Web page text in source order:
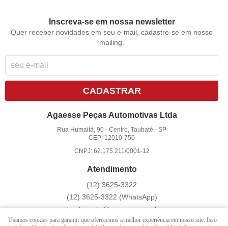
Inscreva-se em nossa newsletter
Quer receber novidades em seu e-mail, cadastre-se em nosso
mailing.
CADASTRAR
Agaesse Peças Automotivas Ltda
Rua Humaitá, 90 -Centro, Taubaté -SP
CEP: 12010-750
CNPJ: 62.175.211/0001-12
Atendimento
(12) 3625-3322
(12) 3625-3322 (WhatsApp)
atendimento@agaesse.com.br
Usamos cookies para garantir que oferecemos a melhor experiência em nosso site. Isso